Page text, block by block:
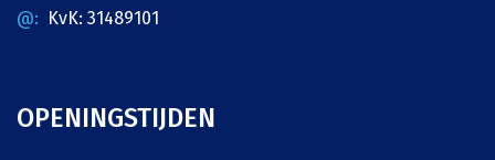
KvK: 31489101
OPENINGSTIJDEN